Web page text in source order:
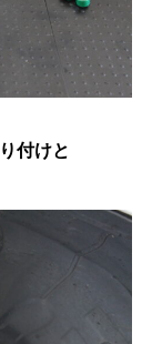
付けと